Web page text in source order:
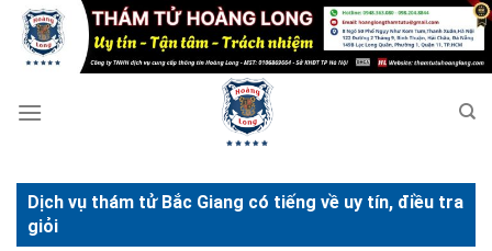
qua
Dịch vụ thám tử Bắc Giang có tiếng về uy tín, điều tra
giỏi